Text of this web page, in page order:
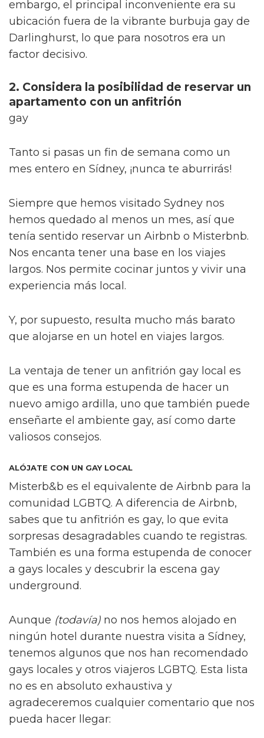
embargo, el principal inconveniente era su
ubicación fuera de la vibrante burbuja gay de
Darlinghurst, lo que para nosotros era un
factor decisivo.
2. Considera la posibilidad de reservar un
apartamento con un anfitrión
gay
Tanto si pasas un fin de semana como un
mes entero en Sídney, ¡nunca te aburrirás!
Siempre que hemos visitado Sydney nos
hemos quedado al menos un mes, así que
tenía sentido reservar un Airbnb o Misterbnb.
Nos encanta tener una base en los viajes
largos. Nos permite cocinar juntos y vivir una
experiencia más local.
Y, por supuesto, resulta mucho más barato
que alojarse en un hotel en viajes largos.
La ventaja de tener un anfitrión gay local es
que es una forma estupenda de hacer un
nuevo amigo ardilla, uno que también puede
enseñarte el ambiente gay, así como darte
valiosos consejos.
ALÓJATE CON UN GAY LOCAL
Misterb&b es el equivalente de Airbnb para la
comunidad LGBTQ. A diferencia de Airbnb,
sabes que tu anfitrión es gay, lo que evita
sorpresas desagradables cuando te registras.
También es una forma estupenda de conocer
a gays locales y descubrir la escena gay
underground.
Aunque (todavía) no nos hemos alojado en
ningún hotel durante nuestra visita a Sídney,
tenemos algunos que nos han recomendado
gays locales y otros viajeros LGBTQ. Esta lista
no es en absoluto exhaustiva y
agradeceremos cualquier comentario que nos
pueda hacer llegar: